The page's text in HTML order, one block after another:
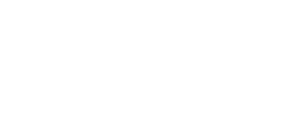
термостабильны и не выделяют вредных веществ
открывать без ножа или ножниц, многие из них
в реторт-пакетах храниться несколько лет без